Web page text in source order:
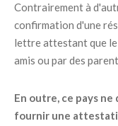
Contrairement à
confirmation d'une
lettre attestant que le
amis ou par des
En outre, ce pays ne
fournir une